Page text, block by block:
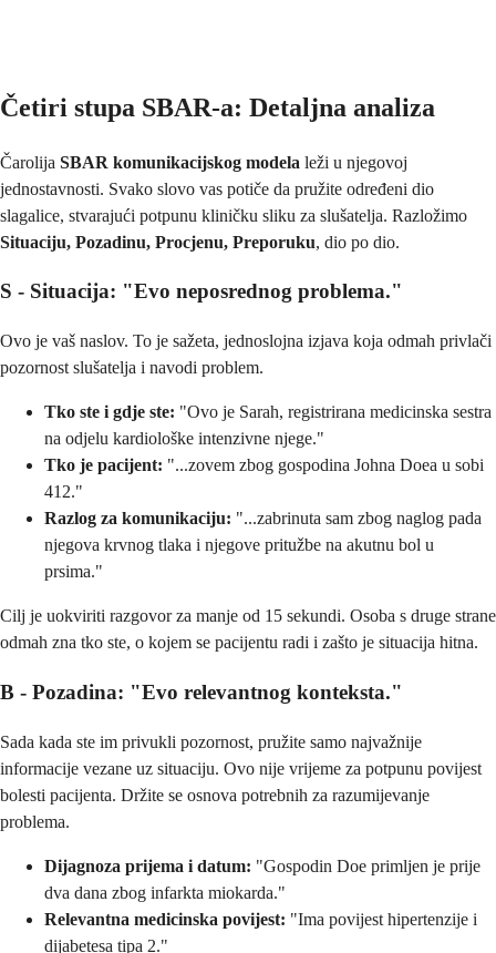
Četiri stupa SBAR-a: Detaljna analiza
Čarolija SBAR komunikacijskog modela leži u njegovoj
jednostavnosti. Svako slovo vas potiče da pružite određeni dio
slagalice, stvarajući potpunu kliničku sliku za slušatelja. Razložimo
Situaciju, Pozadinu, Procjenu, Preporuku, dio po dio.
S - Situacija: "Evo neposrednog problema."
Ovo je vaš naslov. To je sažeta, jednoslojna izjava koja odmah privlači
pozornost slušatelja i navodi problem.
Tko ste i gdje ste: "Ovo je Sarah, registrirana medicinska sestra
na odjelu kardiološke intenzivne njege."
Tko je pacijent: "...zovem zbog gospodina Johna Doea u sobi
412."
Razlog za komunikaciju: "...zabrinuta sam zbog naglog pada
njegova krvnog tlaka i njegove pritužbe na akutnu bol u
prsima."
Cilj je uokviriti razgovor za manje od 15 sekundi. Osoba s druge strane
odmah zna tko ste, o kojem se pacijentu radi i zašto je situacija hitna.
B - Pozadina: "Evo relevantnog konteksta."
Sada kada ste im privukli pozornost, pružite samo najvažnije
informacije vezane uz situaciju. Ovo nije vrijeme za potpunu povijest
bolesti pacijenta. Držite se osnova potrebnih za razumijevanje
problema.
Dijagnoza prijema i datum: "Gospodin Doe primljen je prije
dva dana zbog infarkta miokarda."
Relevantna medicinska povijest: "Ima povijest hipertenzije i
dijabetesa tipa 2."